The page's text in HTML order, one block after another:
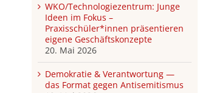
WKO/Technologiezentrum: Junge
Ideen im Fokus –
Praxisschüler*innen präsentieren
eigene Geschäftskonzepte
20. Mai 2026
Demokratie & Verantwortung —
das Format gegen Antisemitismus